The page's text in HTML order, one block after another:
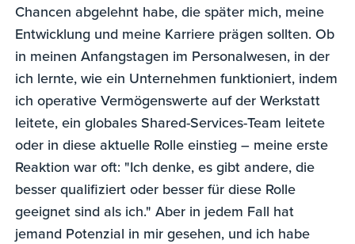
Chancen abgelehnt habe, die später mich, meine
Entwicklung und meine Karriere prägen sollten. Ob
in meinen Anfangstagen im Personalwesen, in der
ich lernte, wie ein Unternehmen funktioniert, indem
ich operative Vermögenswerte auf der Werkstatt
leitete, ein globales Shared-Services-Team leitete
oder in diese aktuelle Rolle einstieg – meine erste
Reaktion war oft: "Ich denke, es gibt andere, die
besser qualifiziert oder besser für diese Rolle
geeignet sind als ich." Aber in jedem Fall hat
jemand Potenzial in mir gesehen, und ich habe